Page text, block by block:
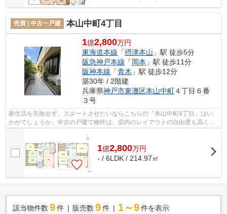
売買 | 中古一戸建 本山中町4丁目
1億2,800万円
東海道本線 「摂津本山 」駅 徒歩5分
阪急神戸本線 「岡本 」駅 徒歩11分
阪神本線 「青木 」駅 徒歩12分
築30年 / 2階建
兵庫県神戸市東灘区本山中町４丁目６番
３号
新生活を失敗せず、スタートさせたいならこちらの「本山中町4丁目」はい
かがでしょうか。中古の戸建て物件は、室内のレイアウトの自由度も高く好
1億2,800万円
- / 6LDK / 214.97㎡
該当物件数 9件 販売数 9 件 1～9 件を表示